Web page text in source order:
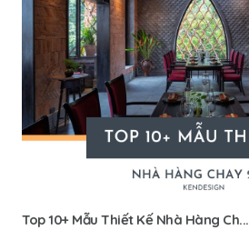
Top 10+ Mẫu Thiết Kế Nhà Hàng Ch...